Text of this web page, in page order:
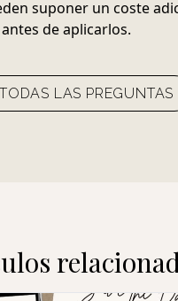
suponer un coste
de aplicarlos.
LAS PREGUNTAS